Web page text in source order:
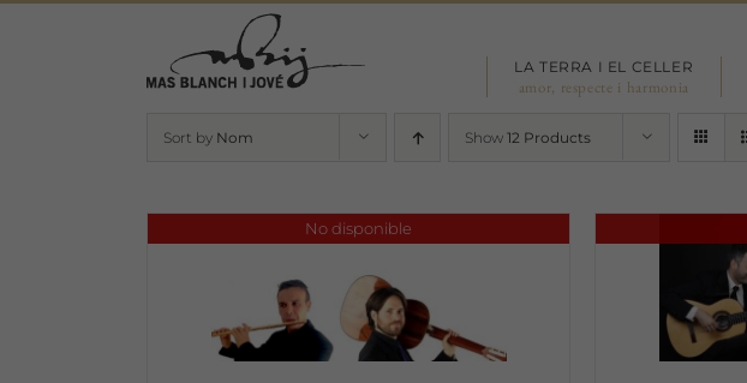
LA TERRA I EL CELLER
amor, respecte i harmonia
Sort by Nom Show 12 Products
No disponible